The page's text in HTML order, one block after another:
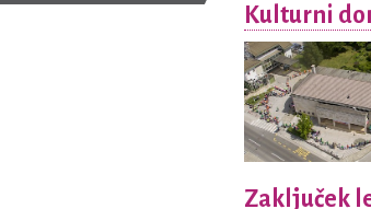
Kulturni
Zaključek